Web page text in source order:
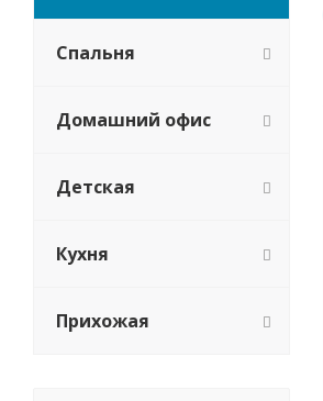
Спальня
Домашний офис
Детская
Кухня
Прихожая